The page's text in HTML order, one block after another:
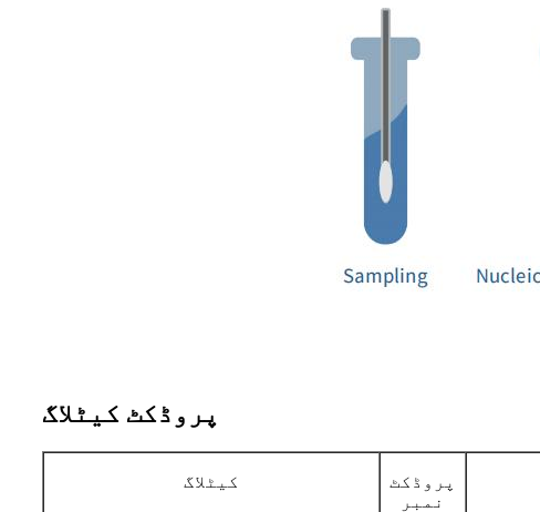
پروڈکٹ کیٹلاگ
کیٹلاگ
پروڈکٹ
نمبر